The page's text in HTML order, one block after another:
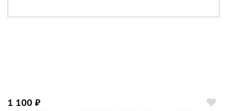
1 100 ₽